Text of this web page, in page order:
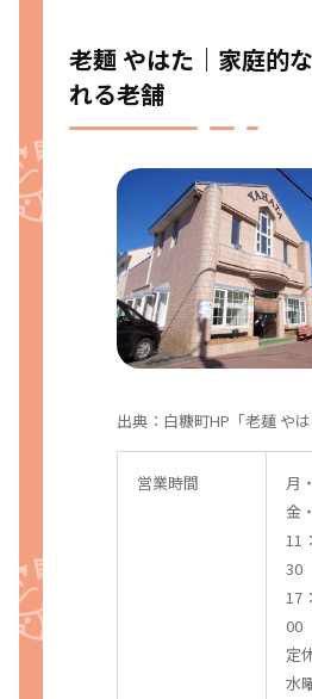
老麺 やはた｜家庭的
れる老舗
出典： 白糠町HP「老麺 やは
営業時間
月
金
11
30
17
00
定
水